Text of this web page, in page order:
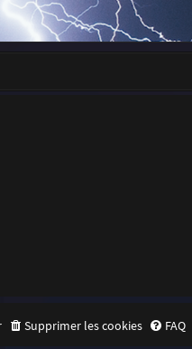
FAQ
Supprimer les cookies